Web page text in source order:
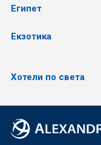
Египет
Екзотика
Хотели по света